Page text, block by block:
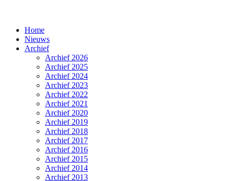
Home
Nieuws
Archief
Archief 2026
Archief 2025
Archief 2024
Archief 2023
Archief 2022
Archief 2021
Archief 2020
Archief 2019
Archief 2018
Archief 2017
Archief 2016
Archief 2015
Archief 2014
Archief 2013